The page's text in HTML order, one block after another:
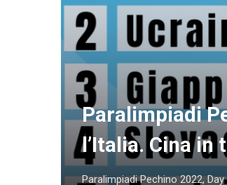
Paralimpiadi
l’Italia. Cina in
Paralimpiadi Pechino 2022,